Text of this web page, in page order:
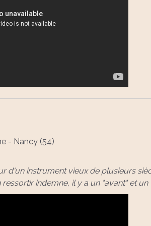
- Nancy (54)
d'un instrument vieux de plusieurs
indemne, il y a un "avant" et un